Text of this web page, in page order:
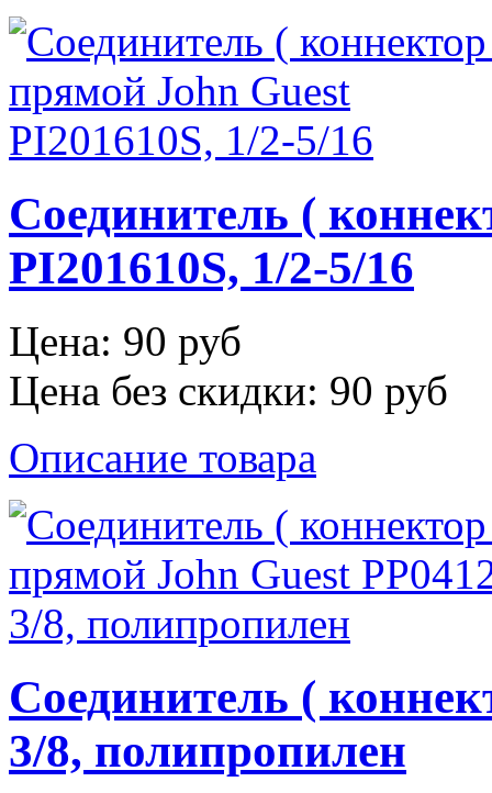
Соединитель (
PI201610S, 1/2-5/16
Цена: 90 руб
Цена без скидки: 90 руб
Описание товара
Соединитель (
3/8, полипропилен